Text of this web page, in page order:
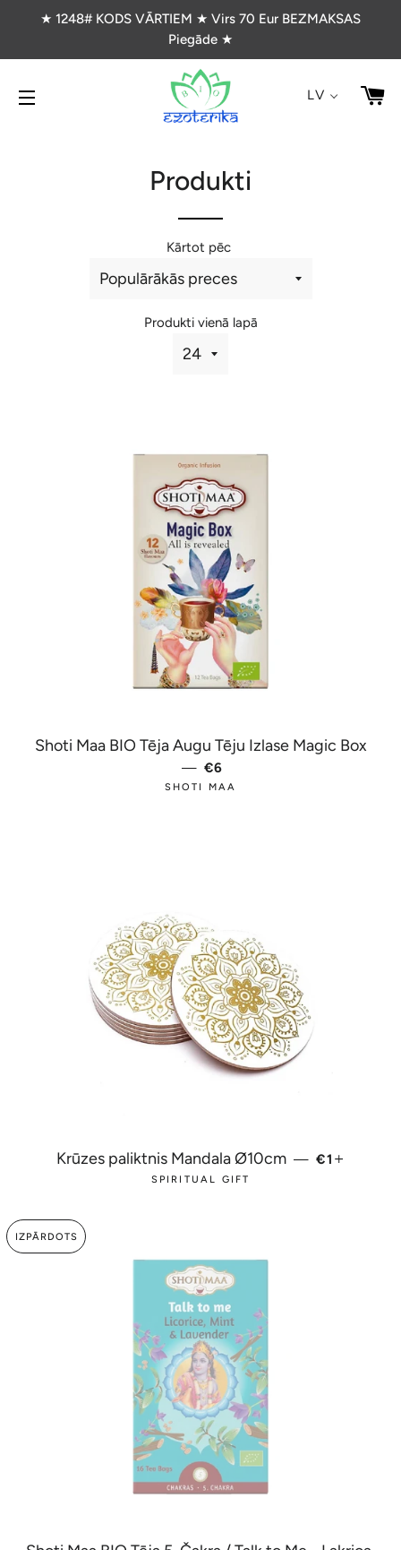
★ 1248# KODS VĀRTIEM ★ Virs 70 Eur BEZMAKSAS
Piegāde ★
VIETNES NAVIGĀCIJA
LV
Produkti
Kārtot pēc
Produkti vienā lapā
Shoti Maa BIO Tēja Augu Tēju Izlase Magic Box
— PARASTĀ CENA
€6
SHOTI MAA
Krūzes paliktnis Mandala Ø10cm — PARASTĀ
€1
SPIRITUAL GIFT
IZPĀRDOTS